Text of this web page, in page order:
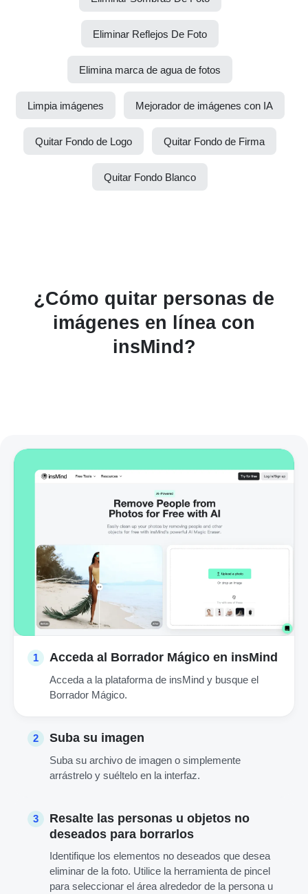
Eliminar Reflejos De Foto
Elimina marca de agua de fotos
Limpia imágenes Mejorador de imágenes con IA
Quitar Fondo de Logo Quitar Fondo de Firma
Quitar Fondo Blanco
¿Cómo quitar personas de
imágenes en línea con
insMind?
1 Acceda al Borrador Mágico en insMind
Acceda a la plataforma de insMind y busque el
Borrador Mágico.
2 Suba su imagen
Suba su archivo de imagen o simplemente
arrástrelo y suéltelo en la interfaz.
3
Resalte las personas u objetos no
deseados para borrarlos
Identifique los elementos no deseados que desea
eliminar de la foto. Utilice la herramienta de pincel
para seleccionar el área alrededor de la persona u